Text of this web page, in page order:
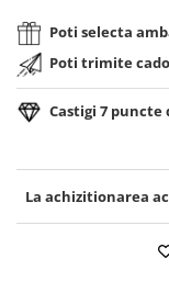
Poti selecta
Poti trimite
Castigi 7 puncte
La achizitionarea